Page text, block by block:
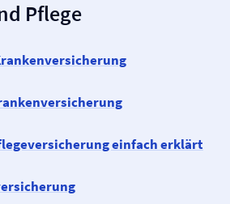
Pflege
einfach erklärt